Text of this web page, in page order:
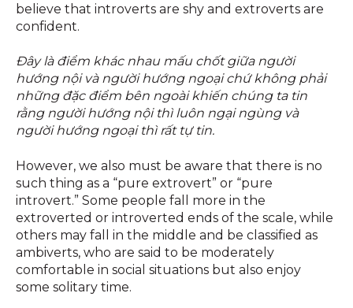
believe that introverts are shy and extroverts are
confident.
Đây là điểm khác nhau mấu chốt giữa người
hướng nội và người hướng ngoại chứ không phải
những đặc điểm bên ngoài khiến chúng ta tin
rằng người hướng nội thì luôn ngại ngùng và
người hướng ngoại thì rất tự tin.
However, we also must be aware that there is no
such thing as a “pure extrovert” or “pure
introvert.” Some people fall more in the
extroverted or introverted ends of the scale, while
others may fall in the middle and be classified as
ambiverts, who are said to be moderately
comfortable in social situations but also enjoy
some solitary time.